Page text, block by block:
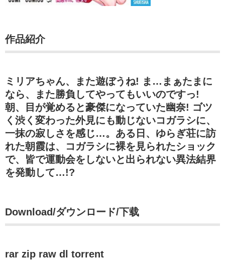
作品紹介
ミリアちゃん、また遊ぼうね! ま…まぁたまに
なら、また勝負してやってもいいのですっ!
朝、目が覚めると豪傑になっていた幽奈! ゴツ
く渋く変わった外見にも動じないコガラシに、
一抹の寂しさを感じ…。ある日、ゆらぎ荘に訪
れた朝霞は、コガラシに裸を見られたショック
で、皆で運動会をしないと出られない異法結界
を発動して…!?
Download/ダウンロード/下载
rar zip raw dl torrent